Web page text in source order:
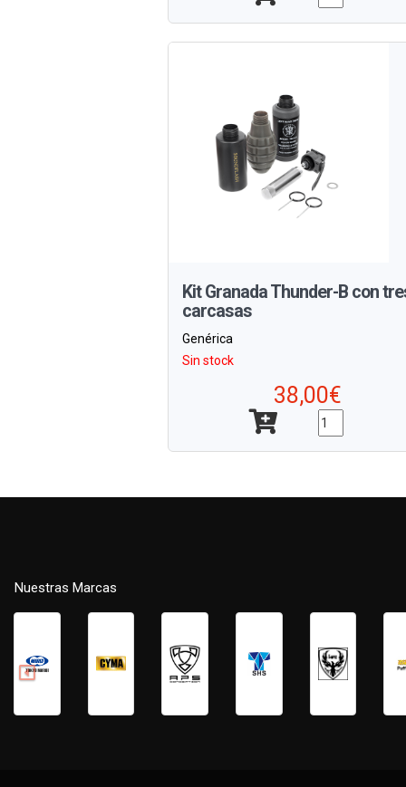
Kit Granada Thunder-B con
carcasas
Genérica
Sin stock
38,00€
Nuestras Marcas